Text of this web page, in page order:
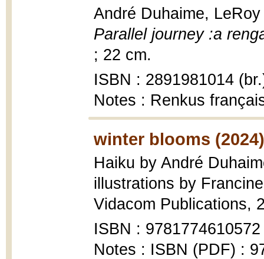
André Duhaime,
Parallel journey :a
; 22 cm.
ISBN : 2891981014
Notes : Renkus
winter blooms (2024)
Haiku by André
illustrations by
Vidacom Publications,
ISBN : 9781774610572
Notes : ISBN (PDF) :